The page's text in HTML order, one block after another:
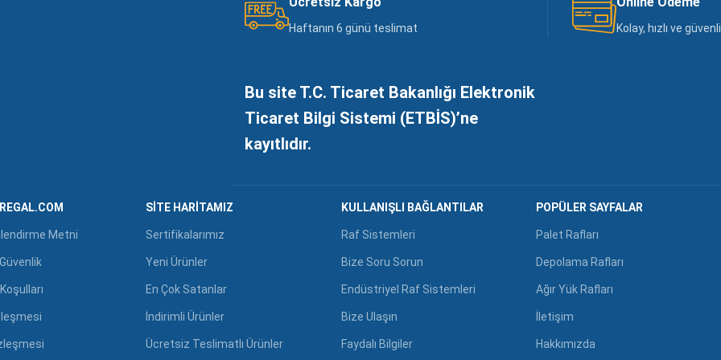
Haftanın 6 günü teslimat
Bu site T.C. Ticaret Bakanlığı Elektronik
Ticaret Bilgi Sistemi (ETBİS)’ne
kayıtlıdır.
Kolay, hızlı ve
Metni
SITE HARITAMIZ
Sertifikalarımız
Yeni Ürünler
En Çok Satanlar
İndirimli Ürünler
Ücretsiz Teslimatlı Ürünler
KULLANIŞLI BAĞLANTILAR
Raf Sistemleri
Bize Soru Sorun
Endüstriyel Raf Sistemleri
Bize Ulaşın
Faydalı Bilgiler
POPÜLER SAYFALAR
Palet Rafları
Depolama Rafları
Ağır Yük Rafları
İletişim
Hakkımızda